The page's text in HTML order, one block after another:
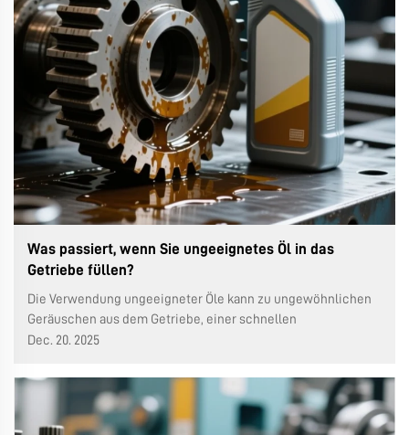
Was passiert, wenn Sie ungeeignetes Öl in das
Getriebe füllen?
Die Verwendung ungeeigneter Öle kann zu ungewöhnlichen
Geräuschen aus dem Getriebe, einer schnellen
Temperaturerhöhung und langfristigem Betrieb bei hohen
erheblich beeinträchtigt. Die Zugabe von Schmieröl in das
Getriebe dient dazu, die gegenseitige...
Dec. 20. 2025